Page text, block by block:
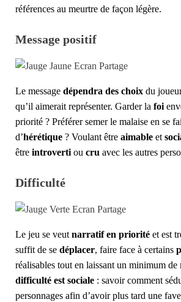
références au meurtre de façon légère.
Message positif
Le message dépendra des choix du
qu’il aimerait représenter. Garder la foi
priorité ? Préférer semer le malaise en se
d’hérétique ? Voulant être aimable et
être introvertiou cru avec les autres
Difficulté
Le jeu se veutnarratif en priorité et est
suffit de se déplacer, faire face à certains
réalisables tout en laissant un minimum de
difficulté est sociale : savoir comment
personnages afin d’avoir plus tard une